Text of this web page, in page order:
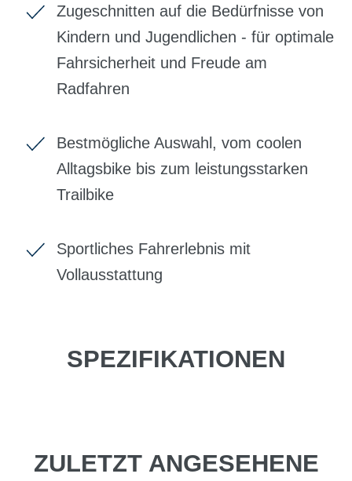
Zugeschnitten auf die Bedürfnisse von
Kindern und Jugendlichen - für optimale
Fahrsicherheit und Freude am
Radfahren
Bestmögliche Auswahl, vom coolen
Alltagsbike bis zum leistungsstarken
Trailbike
Sportliches Fahrerlebnis mit
Vollausstattung
SPEZIFIKATIONEN
ZULETZT ANGESEHENE